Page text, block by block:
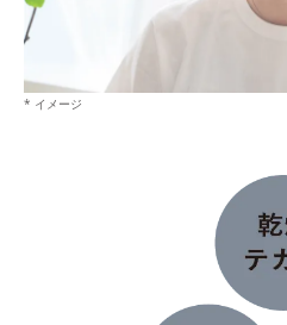
* イメージ